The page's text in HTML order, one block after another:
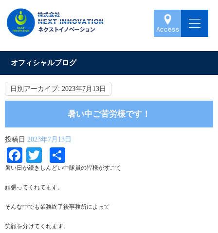
オフィシャルブログ
日別アーカイブ: 2023年7月13日
暑い中ご苦労様です！
投稿日 2023年7月13日
Facebook
Twitter
有
暑い日が続きしんどい中隊員の皆様がすごく
頑張ってくれてます。
そんな中でも業務終了後事務所によって
笑顔を分けてくれます。